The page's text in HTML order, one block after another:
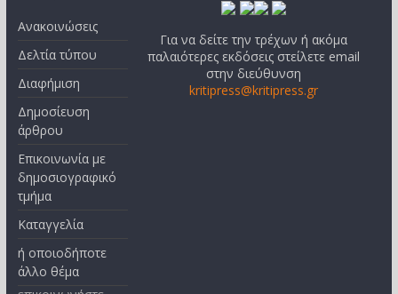
Ανακοινώσεις
Δελτία τύπου
Διαφήμιση
Δημοσίευση
άρθρου
Επικοινωνία με
δημοσιογραφικό
τμήμα
Καταγγελία
ή οποιοδήποτε
άλλο θέμα
Για να δείτε την τρέχων ή ακόμα
παλαιότερες εκδόσεις στείλετε email
στην διεύθυνση
kritipress@kritipress.gr